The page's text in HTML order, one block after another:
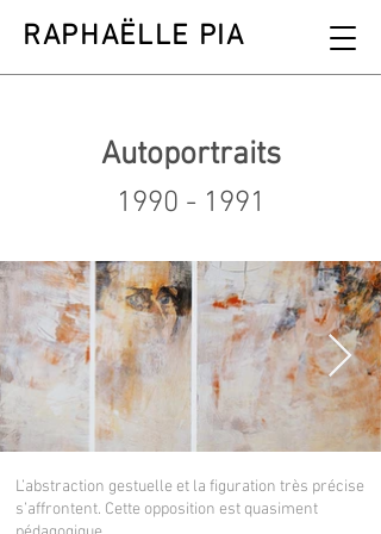
RAPHAËLLE PIA
Autoportraits
1990 - 1991
L’abstraction gestuelle et la figuration très précise
s’affrontent. Cette opposition est quasiment